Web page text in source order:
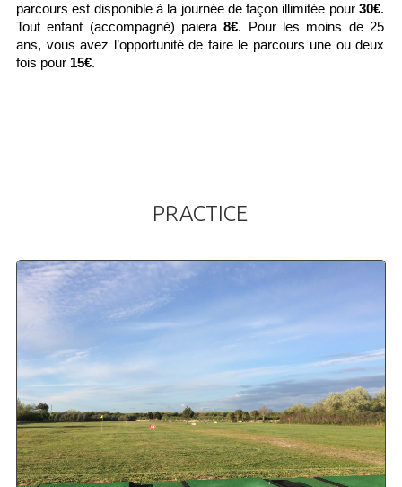
parcours est disponible à la journée de façon illimitée pour 30€.
Tout enfant (accompagné) paiera 8€. Pour les moins de 25
ans, vous avez l’opportunité de faire le parcours une ou deux
fois pour 15€.
PRACTICE